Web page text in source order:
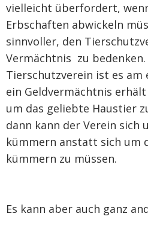
vielleicht überfordert,
Erbschaften abwickeln
sinnvoller, den
Vermächtnis zu bedenken.
Tierschutzverein ist es am
ein Geldvermächtnis
um das geliebte Haustier
dann kann der Verein sich
kümmern anstatt sich um
kümmern zu müssen.
Es kann aber auch ganz